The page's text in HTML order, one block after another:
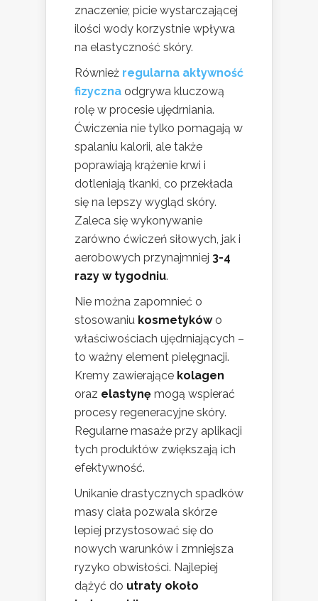
znaczenie; picie wystarczającej
ilości wody korzystnie wpływa
na elastyczność skóry.
Również regularna aktywność
fizyczna odgrywa kluczową
rolę w procesie ujędrniania.
Ćwiczenia nie tylko pomagają w
spalaniu kalorii, ale także
poprawiają krążenie krwi i
dotleniają tkanki, co przekłada
się na lepszy wygląd skóry.
Zaleca się wykonywanie
zarówno ćwiczeń siłowych, jak i
aerobowych przynajmniej 3-4
razy w tygodniu.
Nie można zapomnieć o
stosowaniu kosmetykówo
właściwościach ujędrniających –
to ważny element pielęgnacji.
Kremy zawierające kolagen
oraz elastynę mogą wspierać
procesy regeneracyjne skóry.
Regularne masaże przy aplikacji
tych produktów zwiększają ich
efektywność.
Unikanie drastycznych spadków
masy ciała pozwala skórze
lepiej przystosować się do
nowych warunków i zmniejsza
ryzyko obwisłości. Najlepiej
dążyć do utraty około